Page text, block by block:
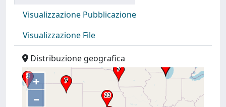
Visualizzazione Pubblicazione
Visualizzazione File
Distribuzione geografica
+
–